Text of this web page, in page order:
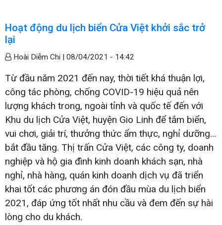
Hoạt động du lịch biển Cửa Việt khởi sắc trở
lại
Hoài Diễm Chi | 08/04/2021 - 14:42
Từ đầu năm 2021 đến nay, thời tiết khá thuận lợi,
công tác phòng, chống COVID-19 hiệu quả nên
lượng khách trong, ngoài tỉnh và quốc tế đến với
Khu du lịch Cửa Việt, huyện Gio Linh để tắm biển,
vui chơi, giải trí, thưởng thức ẩm thực, nghỉ dưỡng…
bắt đầu tăng. Thị trấn Cửa Việt, các công ty, doanh
nghiệp và hộ gia đình kinh doanh khách sạn, nhà
nghỉ, nhà hàng, quán kinh doanh dịch vụ đã triển
khai tốt các phương án đón đầu mùa du lịch biển
2021, đáp ứng tốt nhất nhu cầu và đem đến sự hài
lòng cho du khách.